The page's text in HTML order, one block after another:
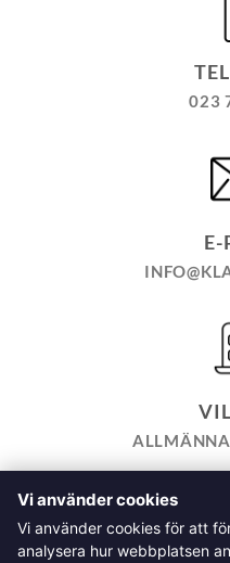
023
E-
TILL KASSAN VARUKORG
Vi använder cookies
Vi använder cookies för att
analysera hur webbplatsen